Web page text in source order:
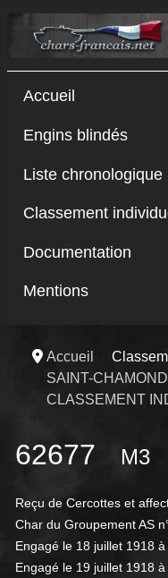
Accueil
Engins blindés
Liste chronologique
Classement
Documentation
Mentions
Accueil
SAINT-
CLASSEMENT
62677 M3
Reçu de Cercottes et
Char du Groupement AS
Engagé le 18 juillet 1918 à
Engagé le 19 juillet 1918